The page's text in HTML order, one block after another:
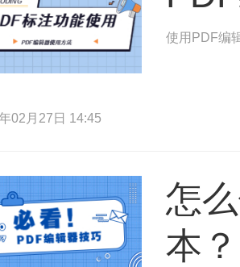
使用PDF编
02月27日 14:45
怎
本？